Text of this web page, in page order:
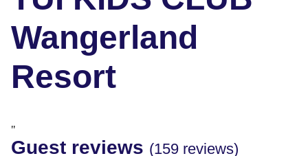
Wangerland
Resort
"
Guest reviews (159 reviews)